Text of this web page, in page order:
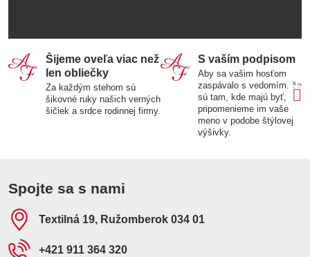
Šijeme oveľa viac než
len obliečky
Za každým stehom sú
šikovné ruky našich verných
šičiek a srdce rodinnej firmy.
S vaším podpisom
Aby sa vašim hosťom
zaspávalo s vedomím, že
sú tam, kde majú byť,
pripomenieme im vaše
meno v podobe štýlovej
výšivky.
Spojte sa s nami
Textilná 19, Ružomberok 034 01
+421 911 364 320